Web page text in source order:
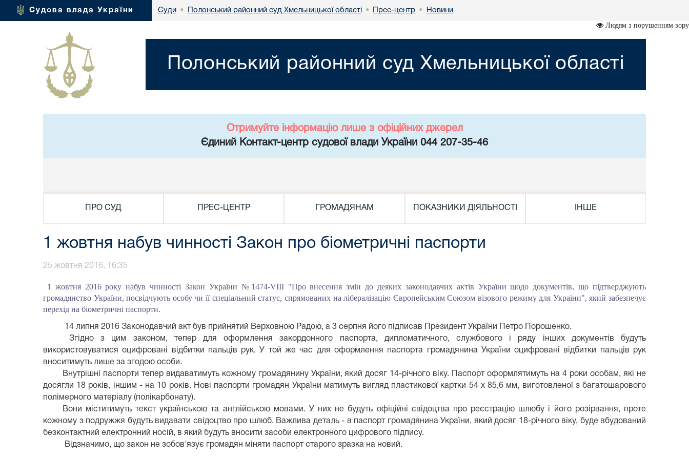
Судова влада України Суди • Полонський районний суд Хмельницької області • Прес-центр • Новини
Людям з порушенням зору
Полонський районний суд Хмельницької області
Отримуйте інформацію лише з офіційних джерел
Єдиний Контакт-центр судової влади України 044 207-35-46
ПРО СУД ПРЕС-ЦЕНТР ГРОМАДЯНАМ ПОКАЗНИКИ ДІЯЛЬНОСТІ ІНШЕ
1 жовтня набув чинності Закон про біометричні паспорти
25 жовтня 2016, 16:35
1 жовтня 2016 року набув чинності Закон України №1474-VIII "Про внесення змін до деяких законодавчих актів України щодо документів, що підтверджують
громадянство України, посвідчують особу чи її спеціальний статус, спрямованих на лібералізацію Європейським Союзом візового режиму для України", який забезпечує
перехід на біометричні паспорти.
14 липня 2016 Законодавчий акт був прийнятий Верховною Радою, а 3 серпня його підписав Президент України Петро Порошенко.
Згідно з цим законом, тепер для оформлення закордонного паспорта, дипломатичного, службового і ряду інших документів будуть
використовуватися оцифровані відбитки пальців рук. У той же час для оформлення паспорта громадянина України оцифровані відбитки пальців рук
вноситимуть лише за згодою особи.
Внутрішні паспорти тепер видаватимуть кожному громадянину України, який досяг 14-річного віку. Паспорт оформлятимуть на 4 роки особам, які не
досягли 18 років, іншим - на 10 років. Нові паспорти громадян України матимуть вигляд пластикової картки 54 х 85,6 мм, виготовленої з багатошарового
полімерного матеріалу (полікарбонату).
Вони міститимуть текст українською та англійською мовами. У них не будуть офіційні свідоцтва про реєстрацію шлюбу і його розірвання, проте
кожному з подружжя будуть видавати свідоцтво про шлюб. Важлива деталь - в паспорт громадянина України, який досяг 18-річного віку, буде вбудований
безконтактний електронний носій, в який будуть вносити засоби електронного цифрового підпису.
Відзначимо, що закон не зобов'язує громадян міняти паспорт старого зразка на новий.